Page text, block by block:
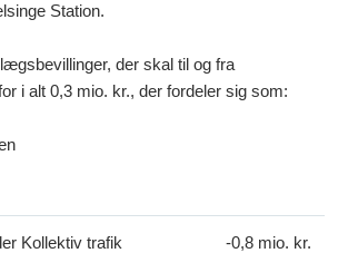
Station.
der skal til og fra
i alt 0,3 mio. kr., der fordeler sig som:
Kollektiv trafik -0,8 mio. kr.